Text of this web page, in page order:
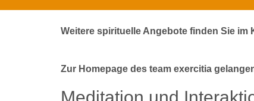
Weitere spirituelle Angebote finden Sie im
Zur Homepage des team exercitia